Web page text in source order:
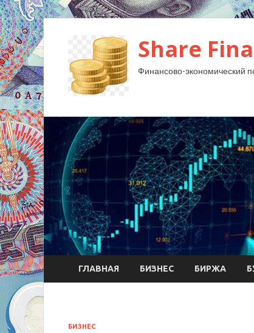
Share
Финансово-экономический
ГЛАВНАЯ БИЗНЕС БИРЖА
БИЗНЕС